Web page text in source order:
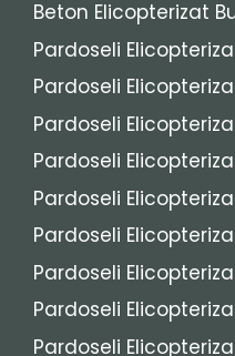
Beton Elicopterizat
Pardoseli
Pardoseli
Pardoseli
Pardoseli
Pardoseli
Pardoseli
Pardoseli
Pardoseli
Pardoseli